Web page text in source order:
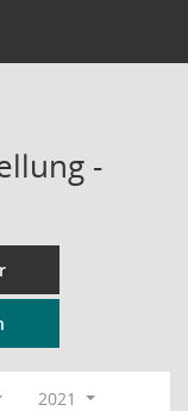
-
2021